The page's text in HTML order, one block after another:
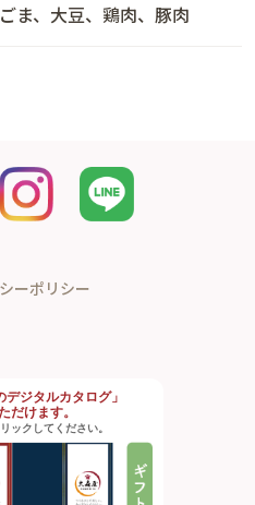
ごま、大豆、鶏肉、豚肉
ーポリシー
デジタルカタログ」
だけます。
ックしてください。